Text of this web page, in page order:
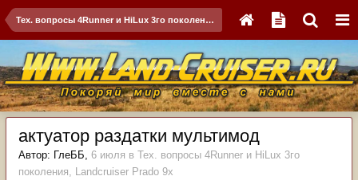
Тех. вопросы 4Runner и HiLux 3го поколения, Landсruiser Prado 9x
актуатор раздатки мультимод
Автор: ГлеББ, 6 июля в Тех. вопросы 4Runner и HiLux 3го
поколения, Landсruiser Prado 9x